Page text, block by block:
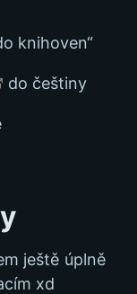
knihoven“
do češtiny
ještě úplně
xd